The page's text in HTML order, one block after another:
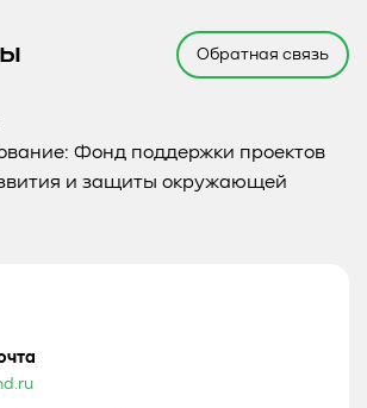
Обратная связь
Фонд поддержки проектов
и защиты окружающей